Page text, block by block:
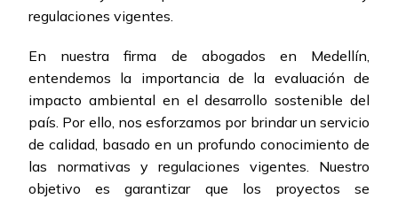
regulaciones vigentes.
En nuestra firma de abogados en Medellín,
entendemos la importancia de la evaluación de
impacto ambiental en el desarrollo sostenible del
país. Por ello, nos esforzamos por brindar un servicio
de calidad, basado en un profundo conocimiento de
las normativas y regulaciones vigentes. Nuestro
objetivo es garantizar que los proyectos se